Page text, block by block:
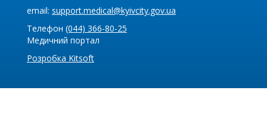
email: support.medical@kyivcity.gov.ua
Телефон (044) 366-80-25
Медичний портал
Розробка Kitsoft